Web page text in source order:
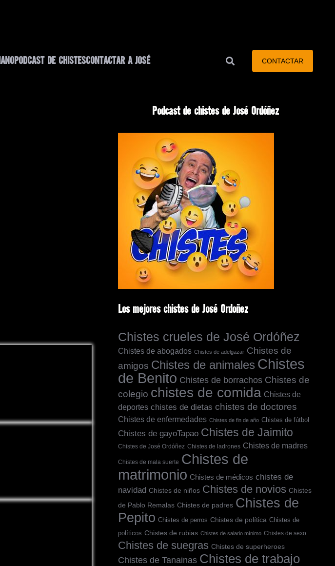
PODCAST DE CHISTESCONTACTAR A JOSÉ CONTACTAR
Podcast de chistes de José Ordóñez
Los mejores chistes de José Ordoñez
Chistes crueles de José Ordóñez
Chistes de abogados Chistes de adelgazar Chistes de
amigos Chistes de animales Chistes
de Benito Chistes de borrachos Chistes de
colegio chistes de comida Chistes de
deportes chistes de dietas chistes de doctores
Chistes de enfermedades Chistes de fin de año Chistes de fútbol
Chistes de gayoTapao Chistes de Jaimito
Chistes de José Ordóñez Chistes de ladrones Chistes de madres
Chistes de mala suerte Chistes de
matrimonio Chistes de médicos chistes de
navidad Chistes de niños Chistes de novios Chistes
de Pablo Remalas Chistes de padres Chistes de
Pepito Chistes de perros Chistes de política Chistes de
políticos Chistes de rubias Chistes de salario mínimo Chistes de sexo
Chistes de suegras Chistes de superheroes
Chistes de Tanainas Chistes de trabajo